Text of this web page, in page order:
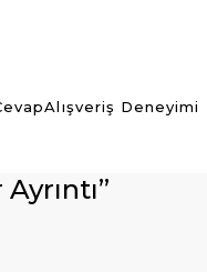
Alışveriş Deneyimi